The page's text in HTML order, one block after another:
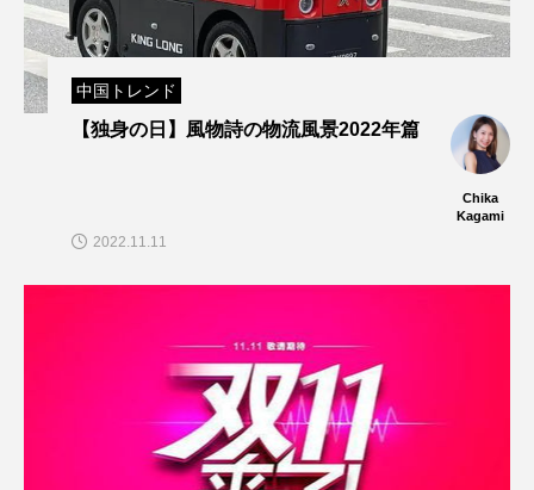
中国トレンド
【独身の日】風物詩の物流風景2022年篇
Chika
Kagami
2022.11.11